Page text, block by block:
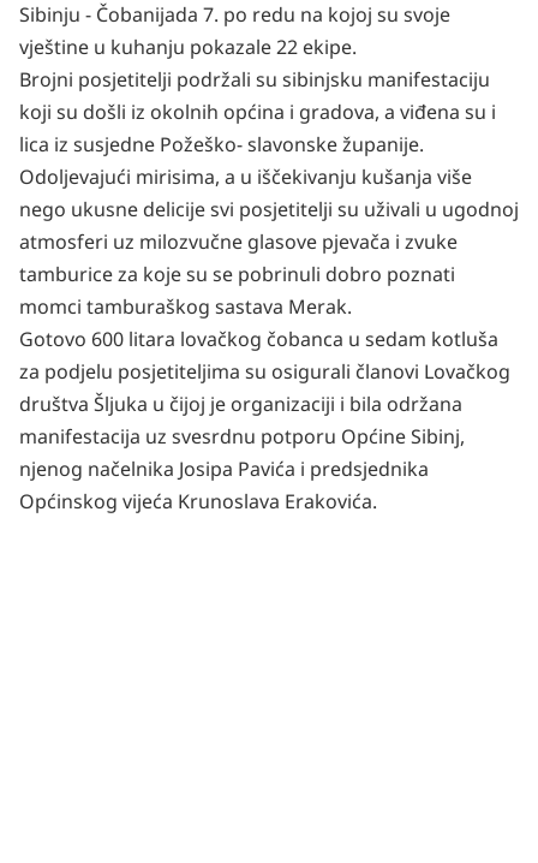
Sibinju - Čobanijada 7. po redu na kojoj su svoje
vještine u kuhanju pokazale 22 ekipe.
Brojni posjetitelji podržali su sibinjsku manifestaciju
koji su došli iz okolnih općina i gradova, a viđena su i
lica iz susjedne Požeško- slavonske županije.
Odoljevajući mirisima, a u iščekivanju kušanja više
nego ukusne delicije svi posjetitelji su uživali u ugodnoj
atmosferi uz milozvučne glasove pjevača i zvuke
tamburice za koje su se pobrinuli dobro poznati
momci tamburaškog sastava Merak.
Gotovo 600 litara lovačkog čobanca u sedam kotluša
za podjelu posjetiteljima su osigurali članovi Lovačkog
društva Šljuka u čijoj je organizaciji i bila održana
manifestacija uz svesrdnu potporu Općine Sibinj,
njenog načelnika Josipa Pavića i predsjednika
Općinskog vijeća Krunoslava Erakovića.